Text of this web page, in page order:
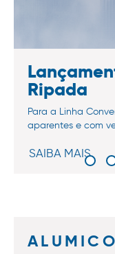
Ripada
Para a Linha
aparentes e com
SAIBA MAIS